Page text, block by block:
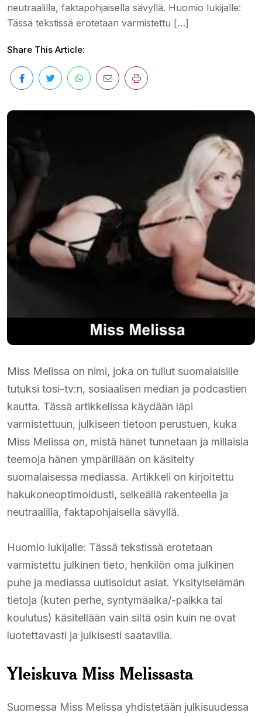
neutraalilla, faktapohjaisella sävyllä. Huomio lukijalle:
Tässä tekstissä erotetaan varmistettu […]
Share This Article:
Miss Melissa on nimi, joka on tullut suomalaisille
tutuksi tosi-tv:n, sosiaalisen median ja podcastien
kautta. Tässä artikkelissa käydään läpi
varmistettuun, julkiseen tietoon perustuen, kuka
Miss Melissa on, mistä hänet tunnetaan ja millaisia
teemoja hänen ympärillään on käsitelty
suomalaisessa mediassa. Artikkeli on kirjoitettu
hakukoneoptimoidusti, selkeällä rakenteella ja
neutraalilla, faktapohjaisella sävyllä.
Huomio lukijalle: Tässä tekstissä erotetaan
varmistettu julkinen tieto, henkilön oma julkinen
puhe ja mediassa uutisoidut asiat. Yksityiselämän
tietoja (kuten perhe, syntymäaika/-paikka tai
koulutus) käsitellään vain siltä osin kuin ne ovat
luotettavasti ja julkisesti saatavilla.
Yleiskuva Miss Melissasta
Suomessa Miss Melissa yhdistetään julkisuudessa